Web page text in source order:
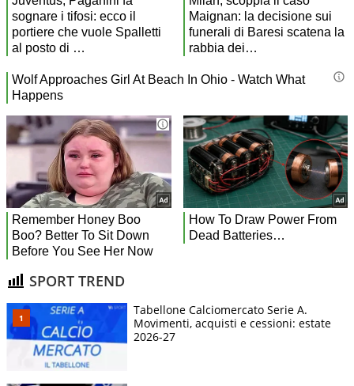
SPORT TREND
Tabellone Calciomercato Serie A.
Movimenti, acquisti e cessioni: estate
2026-27